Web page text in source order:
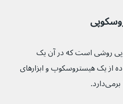
روشی است که در آن یک
یک هیستروسکوپ و ابزارهای